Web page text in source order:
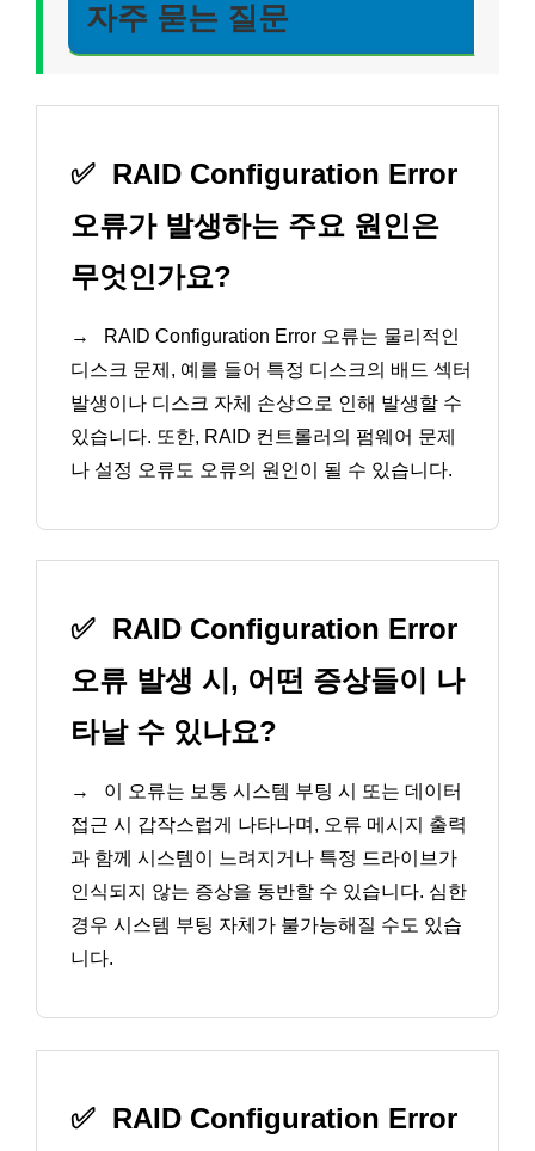
자주 묻는 질문
✅ RAID Configuration Error
오류가 발생하는 주요 원인은
무엇인가요?
→
RAID Configuration Error 오류는 물리적인
디스크 문제, 예를 들어 특정 디스크의 배드 섹터
발생이나 디스크 자체 손상으로 인해 발생할 수
있습니다. 또한, RAID 컨트롤러의 펌웨어 문제
나 설정 오류도 오류의 원인이 될 수 있습니다.
✅ RAID Configuration Error
오류 발생 시, 어떤 증상들이 나
타날 수 있나요?
→
이 오류는 보통 시스템 부팅 시 또는 데이터
접근 시 갑작스럽게 나타나며, 오류 메시지 출력
과 함께 시스템이 느려지거나 특정 드라이브가
인식되지 않는 증상을 동반할 수 있습니다. 심한
경우 시스템 부팅 자체가 불가능해질 수도 있습
니다.
✅ RAID Configuration Error